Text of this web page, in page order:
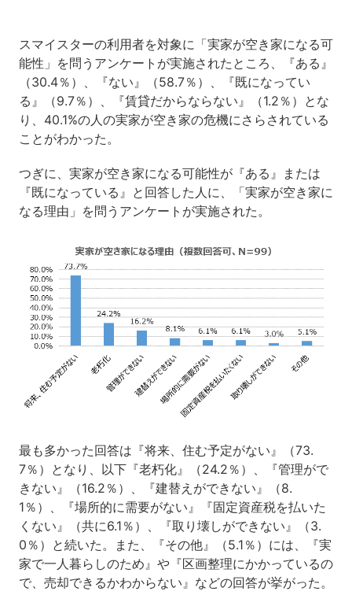
スマイスターの利用者を対象に「実家が空き家になる可
能性」を問うアンケートが実施されたところ、『ある』
（30.4％）、『ない』（58.7％）、『既になってい
る』（9.7％）、『賃貸だからならない』（1.2％）とな
り、40.1%の人の実家が空き家の危機にさらされている
ことがわかった。
つぎに、実家が空き家になる可能性が『ある』または
『既になっている』と回答した人に、「実家が空き家に
なる理由」を問うアンケートが実施された。
最も多かった回答は『将来、住む予定がない』（73.
7％）となり、以下『老朽化』（24.2％）、『管理がで
きない』（16.2％）、『建替えができない』（8.
1％）、『場所的に需要がない』『固定資産税を払いた
くない』（共に6.1％）、『取り壊しができない』（3.
0％）と続いた。また、『その他』（5.1％）には、『実
家で一人暮らしのため』や『区画整理にかかっているの
で、売却できるかわからない』などの回答が挙がった。